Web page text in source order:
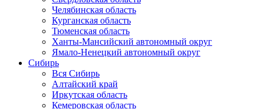
Челябинская область
Курганская область
Тюменская область
Ханты-Мансийский автономный округ
Ямало-Ненецкий автономный округ
Сибирь
Вся Сибирь
Алтайский край
Иркутская область
Кемеровская область